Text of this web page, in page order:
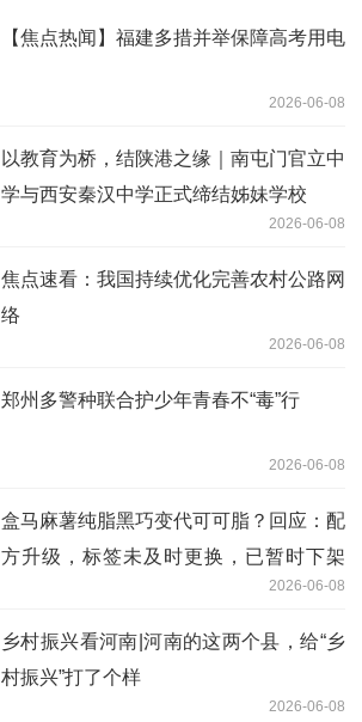
【焦点热闻】福建多措并举保障高考用电
2026-06-08
以教育为桥，结陕港之缘｜南屯门官立中
学与西安秦汉中学正式缔结姊妹学校
2026-06-08
焦点速看：我国持续优化完善农村公路网
络
2026-06-08
郑州多警种联合护少年青春不“毒”行
2026-06-08
盒马麻薯纯脂黑巧变代可可脂？回应：配
方升级，标签未及时更换，已暂时下架
2026-06-08
乡村振兴看河南|河南的这两个县，给“乡
村振兴”打了个样
2026-06-08